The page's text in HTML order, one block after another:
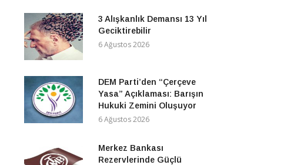
3 Alışkanlık Demansı 13 Yıl
Geciktirebilir
6 Ağustos 2026
DEM Parti’den “Çerçeve
Yasa” Açıklaması: Barışın
Hukuki Zemini Oluşuyor
6 Ağustos 2026
Merkez Bankası
Rezervlerinde Güçlü